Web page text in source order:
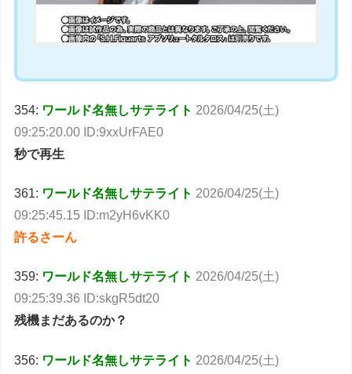
354: ワールド名無しサテライト 2026/04/25(土)
09:25:20.00 ID:9xxUrFAE0
秒で再生
361: ワールド名無しサテライト 2026/04/25(土)
09:25:45.15 ID:m2yH6vKK0
許るさーん
359: ワールド名無しサテライト 2026/04/25(土)
09:25:39.36 ID:skgR5dt20
残機まだあるのか？
356: ワールド名無しサテライト 2026/04/25(土)